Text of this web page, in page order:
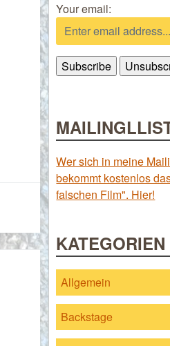
Your email:
Wer sich in meine
bekommt kostenlos
falschen Film". Hier!
KATEGORIEN
Allgemein
Backstage